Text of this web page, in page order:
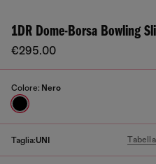
1DR Dome-Borsa Bowling
€295.00
Colore: Nero
Taglia:UNI